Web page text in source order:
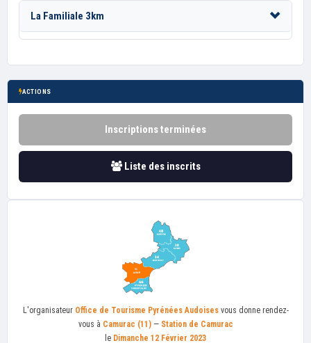
La Familiale 3km
ACTIONS
Inscriptions terminées
Liste des inscrits
L'organisateur Office de Tourisme Pyrénées Audoisesvous donne rendez-
vous à Camurac (11)— Station de Camurac
le Dimanche 12 Février 2023